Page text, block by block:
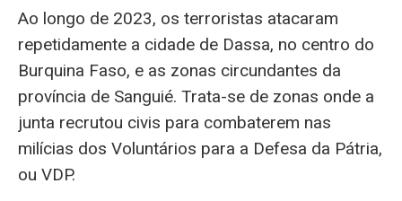
Ao longo de 2023, os terroristas atacaram
repetidamente a cidade de Dassa, no centro do
Burquina Faso, e as zonas circundantes da
província de Sanguié. Trata-se de zonas onde a
junta recrutou civis para combaterem nas
milícias dos Voluntários para a Defesa da Pátria,
ou VDP.